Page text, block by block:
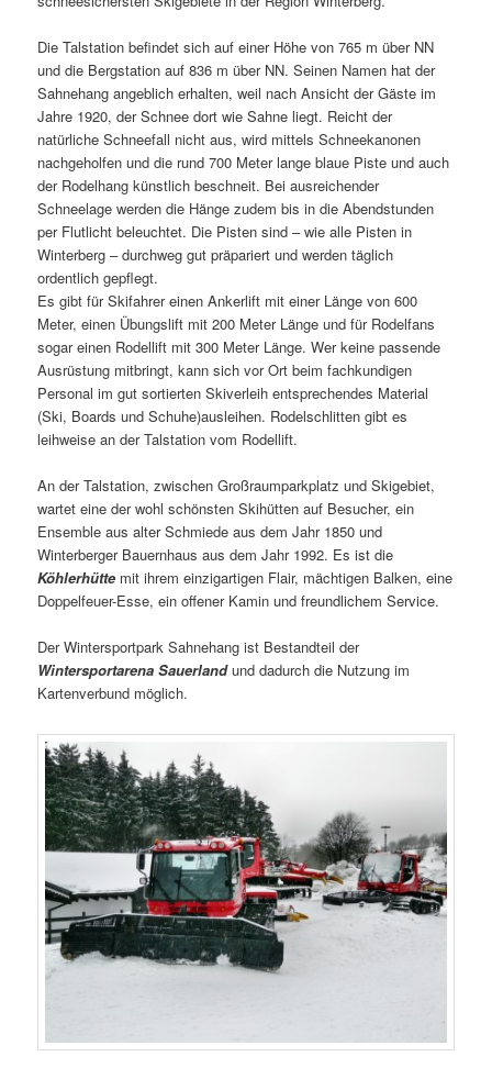
Die Talstation befindet sich auf einer Höhe von 765 m über NN
und die Bergstation auf 836 m über NN. Seinen Namen hat der
Sahnehang angeblich erhalten, weil nach Ansicht der Gäste im
Jahre 1920, der Schnee dort wie Sahne liegt. Reicht der
natürliche Schneefall nicht aus, wird mittels Schneekanonen
nachgeholfen und die rund 700 Meter lange blaue Piste und auch
der Rodelhang künstlich beschneit. Bei ausreichender
Schneelage werden die Hänge zudem bis in die Abendstunden
per Flutlicht beleuchtet. Die Pisten sind – wie alle Pisten in
Winterberg – durchweg gut präpariert und werden täglich
ordentlich gepflegt.
Es gibt für Skifahrer einen Ankerlift mit einer Länge von 600
Meter, einen Übungslift mit 200 Meter Länge und für Rodelfans
sogar einen Rodellift mit 300 Meter Länge. Wer keine passende
Ausrüstung mitbringt, kann sich vor Ort beim fachkundigen
Personal im gut sortierten Skiverleih entsprechendes Material
(Ski, Boards und Schuhe)ausleihen. Rodelschlitten gibt es
leihweise an der Talstation vom Rodellift.
An der Talstation, zwischen Großraumparkplatz und Skigebiet,
wartet eine der wohl schönsten Skihütten auf Besucher, ein
Ensemble aus alter Schmiede aus dem Jahr 1850 und
Winterberger Bauernhaus aus dem Jahr 1992. Es ist die
Köhlerhütte mit ihrem einzigartigen Flair, mächtigen Balken, eine
Doppelfeuer-Esse, ein offener Kamin und freundlichem Service.
Der Wintersportpark Sahnehang ist Bestandteil der
Wintersportarena Sauerlandund dadurch die Nutzung im
Kartenverbund möglich.